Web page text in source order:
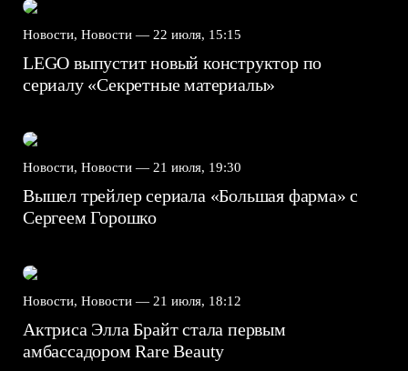
Новости, Новости — 22 июля, 15:15
LEGO выпустит новый конструктор по
сериалу «Секретные материалы»
Новости, Новости — 21 июля, 19:30
Вышел трейлер сериала «Большая фарма» с
Сергеем Горошко
Новости, Новости — 21 июля, 18:12
Актриса Элла Брайт стала первым
амбассадором Rare Beauty